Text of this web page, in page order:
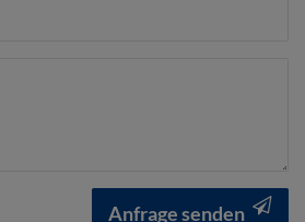
Anfrage senden